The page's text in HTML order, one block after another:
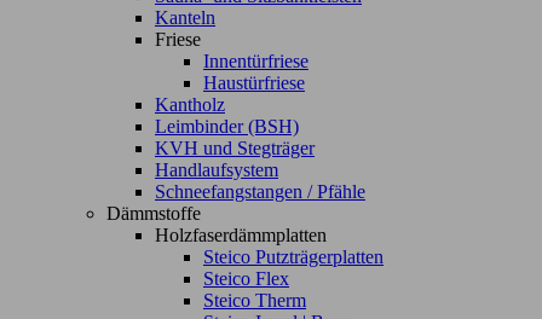
Kanteln
Friese
Innentürfriese
Haustürfriese
Kantholz
Leimbinder (BSH)
KVH und Stegträger
Handlaufsystem
Schneefangstangen / Pfähle
Dämmstoffe
Holzfaserdämmplatten
Steico Putzträgerplatten
Steico Flex
Steico Therm